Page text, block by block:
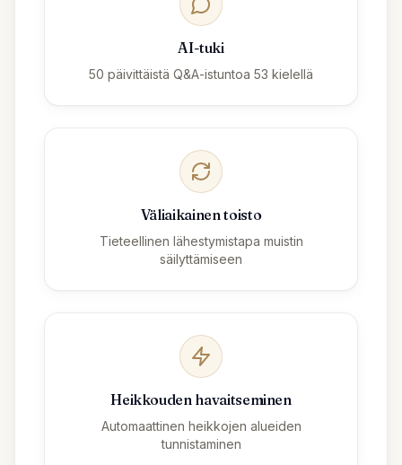
AI-tuki
50 päivittäistä Q&A-istuntoa 53 kielellä
Väliaikainen toisto
Tieteellinen lähestymistapa muistin
säilyttämiseen
Heikkouden havaitseminen
Automaattinen heikkojen alueiden
tunnistaminen